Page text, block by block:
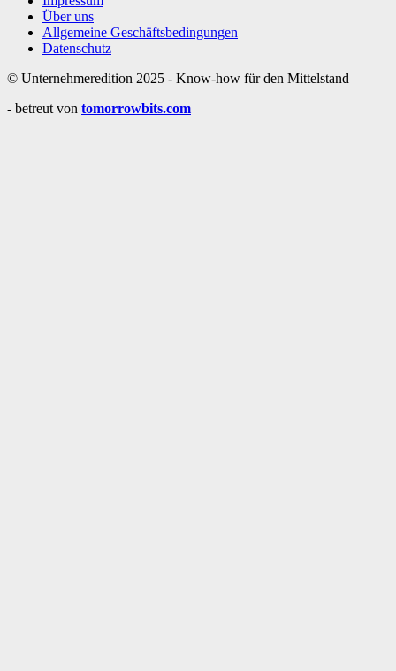
Über uns
Allgemeine Geschäftsbedingungen
Datenschutz
© Unternehmeredition 2025 - Know-how für den Mittelstand
- betreut von tomorrowbits.com